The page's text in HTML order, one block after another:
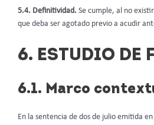
5.4. Definitividad. Se cumple, al no
que deba ser agotado previo a acudir
6. ESTUDIO DE
6.1. Marco
En la sentencia de dos de julio emitida